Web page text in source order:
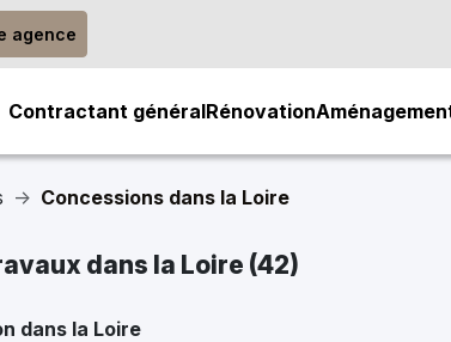
agence
Contractant généralRénovation
Concessions dans la Loire
dans la Loire (42)
dans la Loire